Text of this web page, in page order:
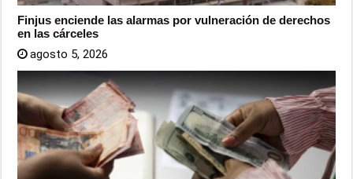
Finjus enciende las alarmas por vulneración de derechos
en las cárceles
agosto 5, 2026